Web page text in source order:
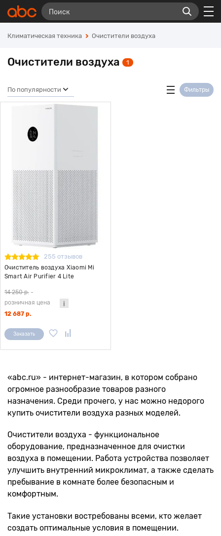
Климатическая техника Очистители воздуха
Очистители воздуха 1
По популярности Фильтры
255 отзывов
Очиститель воздуха Xiaomi Mi
Smart Air Purifier 4 Lite
14 250 р. -
розничная цена
12 687 р.
Заказать
«abc.ru» - интернет-магазин, в котором собрано
огромное разнообразие товаров разного
назначения. Среди прочего, у нас можно недорого
купить очистители воздуха разных моделей.
Очистители воздуха - функциональное
оборудование, предназначенное для очистки
воздуха в помещении. Работа устройства позволяет
улучшить внутренний микроклимат, а также сделать
пребывание в комнате более безопасным и
комфортным.
Такие установки востребованы всеми, кто желает
создать оптимальные условия в помещении.